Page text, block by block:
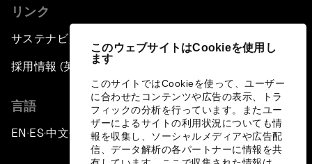
このウェブサイトはCookieを使用し
ます
このサイトではCookieを使って、ユーザー
に合わせたコンテンツや広告の表示、トラ
フィックの分析を行っています。またユー
ザーによるサイトの利用状況についても情
報を収集し、ソーシャルメディアや広告配
信、データ解析の各パートナーに情報を共
リンク
サステナビリティへの取り組み
採用情報 (英語のみ)
言語
EN ▪ES▪中文▪ 日本語